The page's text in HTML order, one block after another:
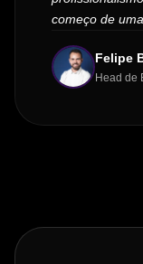
começo de
Felipe
Head de